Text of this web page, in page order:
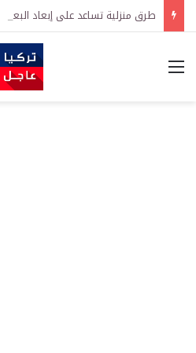
طرق منزلية تساعد على إبعاد
القائمة